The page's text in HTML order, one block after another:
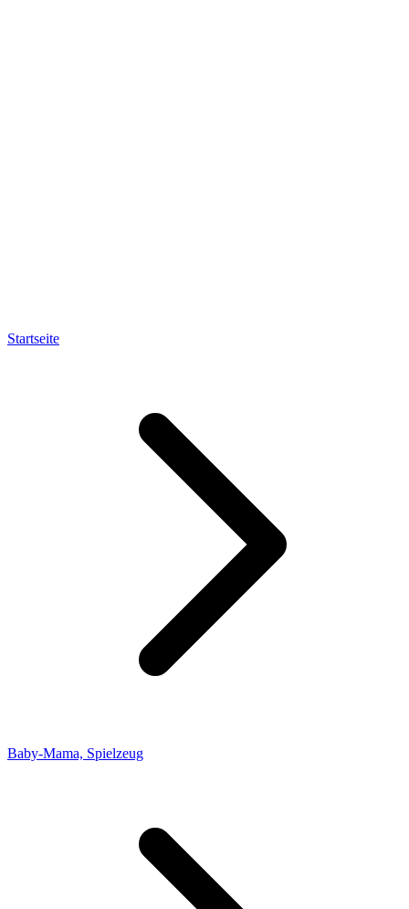
Startseite
Baby-Mama, Spielzeug